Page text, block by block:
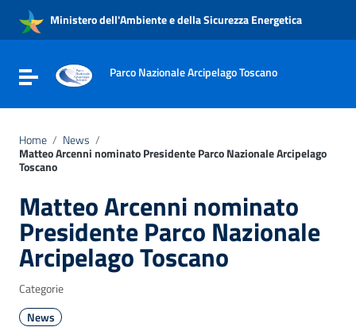
Vai al menu di navigazione
Vai al footer
Ministero dell'Ambiente e della Sicurezza Energetica
Attiva / disattiva la navigazione
Parco Nazionale Arcipelago Toscano
Home / News /
Matteo Arcenni nominato Presidente Parco Nazionale Arcipelago
Toscano
Matteo Arcenni nominato
Presidente Parco Nazionale
Arcipelago Toscano
Categorie
News